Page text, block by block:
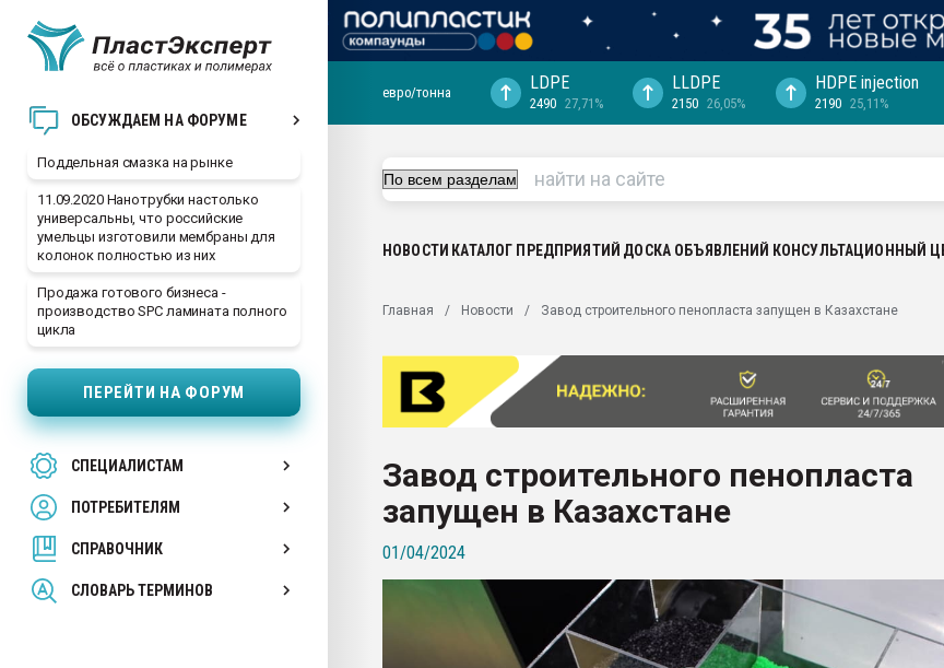
ОБСУЖДАЕМ НА ФОРУМЕ
Поддельная смазка на рынке
11.09.2020 Нанотрубки настолько
универсальны, что российские
умельцы изготовили мембраны для
колонок полностью из них
Продажа готового бизнеса -
производство SPC ламината полного
цикла
ПЕРЕЙТИ НА ФОРУМ
СПЕЦИАЛИСТАМ
ПОТРЕБИТЕЛЯМ
СПРАВОЧНИК
СЛОВАРЬ ТЕРМИНОВ
ближайшее подмосковье, с.-в.
Подмосковье, Москва
первый план в переработке
28.07.2026 "Технониколь" довольна
Всё, что касается выдува ПЭТ
Материал поверхности пуансона для
Продам отходы Композиция
поликарбоната и АБС-пластика
Armaloy PC/ABS-1IM черный цвет
евро/тонна LDPE
2490 27,71%
LLDPE
2150 26,05%
HDPE injection
2190 25,11%
НОВОСТИ КАТАЛОГ ПРЕДПРИЯТИЙ ДОСКА ОБЪЯВЛЕНИЙ КОНСУЛЬТАЦИОННЫЙ
Главная Новости Завод строительного пенопласта запущен в Казахстане
Завод строительного пенопласта
запущен в Казахстане
01/04/2024